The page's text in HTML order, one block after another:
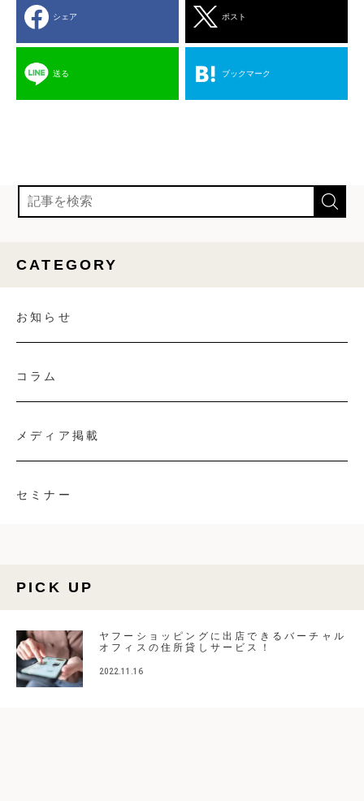
シェア ポスト
送る ブックマーク
CATEGORY
お知らせ
コラム
メディア掲載
セミナー
PICK UP
ヤフーショッピングに出店できるバーチャル
オフィスの住所貸しサービス！
2022.11.16